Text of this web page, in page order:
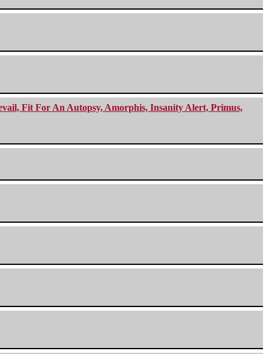
Fit For An Autopsy, Amorphis, Insanity Alert, Primus,